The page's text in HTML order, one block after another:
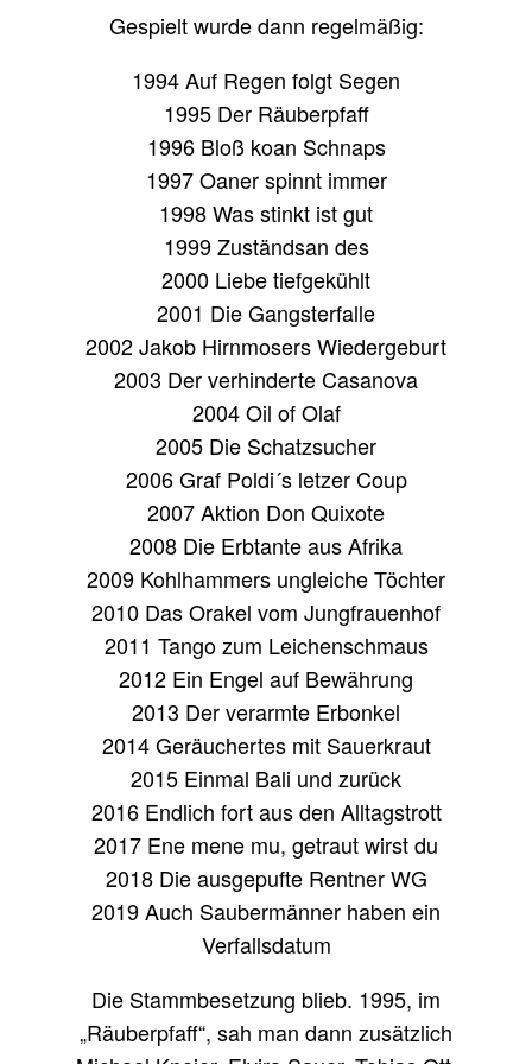
Gespielt wurde dann regelmäßig:
1994 Auf Regen folgt Segen
1995 Der Räuberpfaff
1996 Bloß koan Schnaps
1997 Oaner spinnt immer
1998 Was stinkt ist gut
1999 Zuständsan des
2000 Liebe tiefgekühlt
2001 Die Gangsterfalle
2002 Jakob Hirnmosers Wiedergeburt
2003 Der verhinderte Casanova
2004 Oil of Olaf
2005 Die Schatzsucher
2006 Graf Poldi´s letzer Coup
2007 Aktion Don Quixote
2008 Die Erbtante aus Afrika
2009 Kohlhammers ungleiche Töchter
2010 Das Orakel vom Jungfrauenhof
2011 Tango zum Leichenschmaus
2012 Ein Engel auf Bewährung
2013 Der verarmte Erbonkel
2014 Geräuchertes mit Sauerkraut
2015 Einmal Bali und zurück
2016 Endlich fort aus den Alltagstrott
2017 Ene mene mu, getraut wirst du
2018 Die ausgepufte Rentner WG
2019 Auch Saubermänner haben ein
Verfallsdatum
Die Stammbesetzung blieb. 1995, im
„Räuberpfaff“, sah man dann zusätzlich